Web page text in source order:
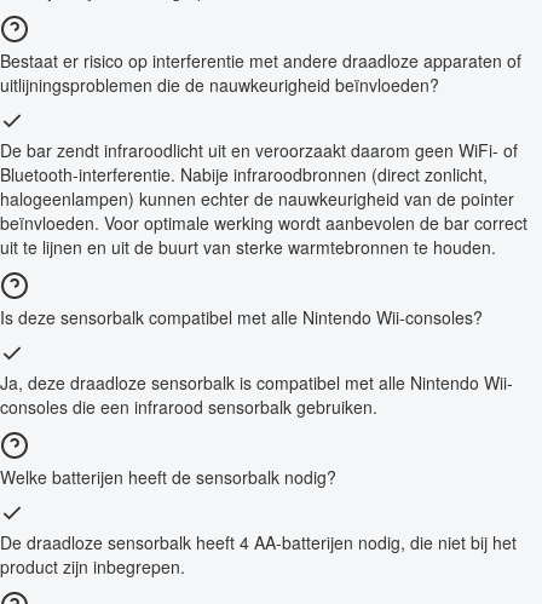
Bestaat er risico op interferentie met andere draadloze apparaten of
uitlijningsproblemen die de nauwkeurigheid beïnvloeden?
De bar zendt infraroodlicht uit en veroorzaakt daarom geen WiFi- of
Bluetooth-interferentie. Nabije infraroodbronnen (direct zonlicht,
halogeenlampen) kunnen echter de nauwkeurigheid van de pointer
beïnvloeden. Voor optimale werking wordt aanbevolen de bar correct
uit te lijnen en uit de buurt van sterke warmtebronnen te houden.
Is deze sensorbalk compatibel met alle Nintendo Wii-consoles?
Ja, deze draadloze sensorbalk is compatibel met alle Nintendo Wii-
consoles die een infrarood sensorbalk gebruiken.
Welke batterijen heeft de sensorbalk nodig?
De draadloze sensorbalk heeft 4 AA-batterijen nodig, die niet bij het
product zijn inbegrepen.